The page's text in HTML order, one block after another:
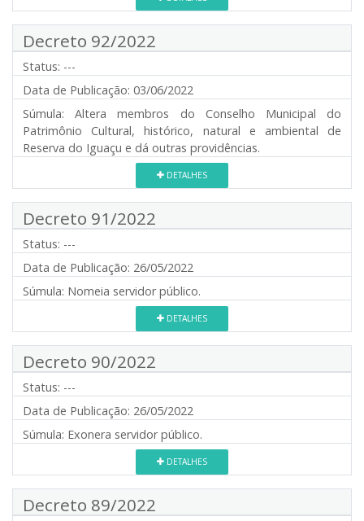
Decreto 92/2022
Status: ---
Data de Publicação: 03/06/2022
Súmula: Altera membros do Conselho Municipal do
Patrimônio Cultural, histórico, natural e ambiental de
Reserva do Iguaçu e dá outras providências.
DETALHES
Decreto 91/2022
Status: ---
Data de Publicação: 26/05/2022
Súmula: Nomeia servidor público.
DETALHES
Decreto 90/2022
Status: ---
Data de Publicação: 26/05/2022
Súmula: Exonera servidor público.
DETALHES
Decreto 89/2022